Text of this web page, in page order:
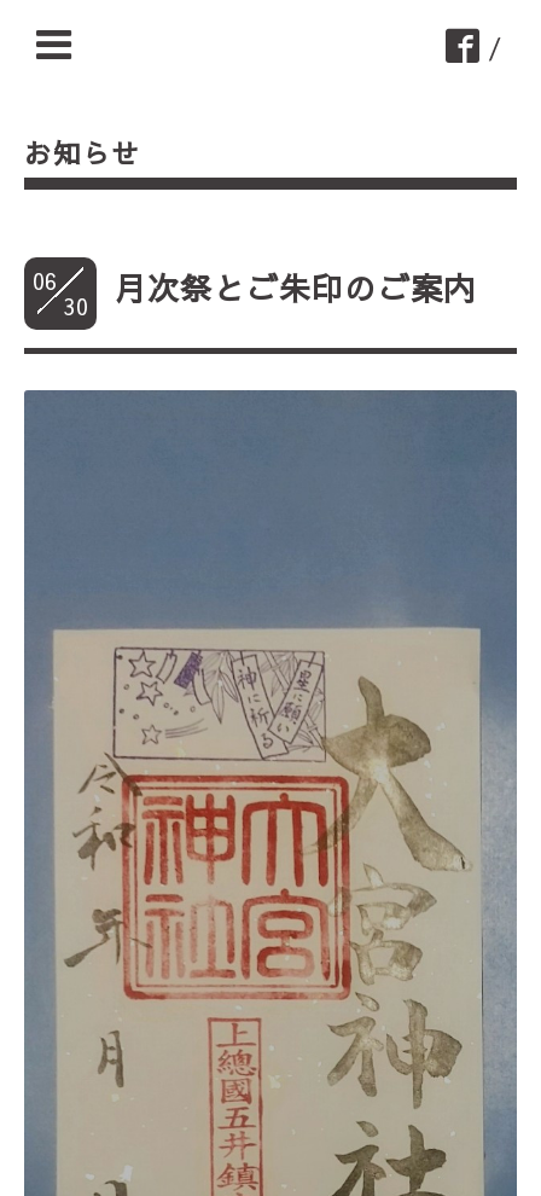
/
お知らせ
06
30
月次祭とご朱印のご案内